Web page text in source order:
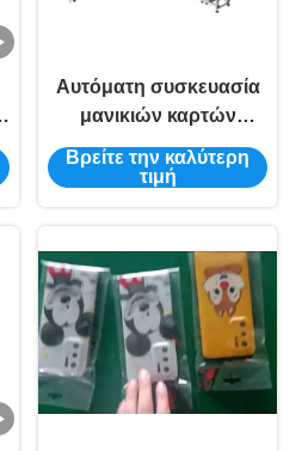
Αυτόματη συσκευασία
μανικιών καρτών
μηχανών συσκευασίας
τσαντών εγγράφου
Βρείτε την καλύτερη
τιμή